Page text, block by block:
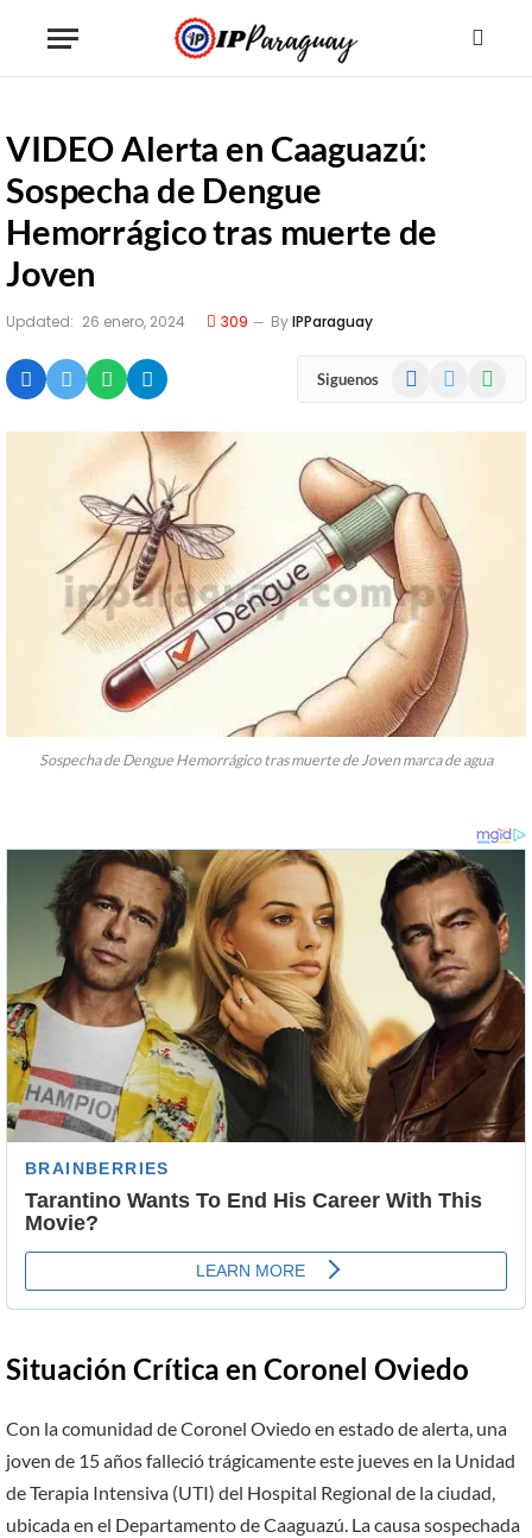
VIDEO Alerta en Caaguazú:
Sospecha de Dengue
Hemorrágico tras muerte de
Joven
Updated: 26 enero, 2024 309 ByIPParaguay
Siguenos Facebook
Sospecha de Dengue Hemorrágico tras muerte de Joven marca de agua
Situación Crítica en Coronel Oviedo
Con la comunidad de Coronel Oviedo en estado de alerta, una
joven de 15 años falleció trágicamente este jueves en la Unidad
de Terapia Intensiva (UTI) del Hospital Regional de la ciudad,
ubicada en el Departamento de Caaguazú. La causa sospechada